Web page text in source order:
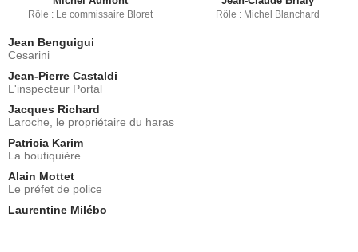
Rôle : Le commissaire Bloret Rôle : Michel Blanchard
Jean Benguigui
Cesarini
Jean-Pierre Castaldi
L'inspecteur Portal
Jacques Richard
Laroche, le propriétaire du haras
Patricia Karim
La boutiquière
Alain Mottet
Le préfet de police
Laurentine Milébo